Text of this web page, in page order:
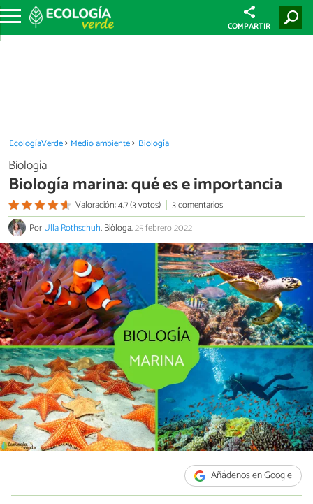
COMPARTIR
EcologíaVerde Medio ambiente Biología
Biología
Biología marina: qué es e importancia
Valoración: 4.7 (3 votos)
3 comentarios
PorUlla Rothschuh, Bióloga.25 febrero 2022
Añádenos en Google